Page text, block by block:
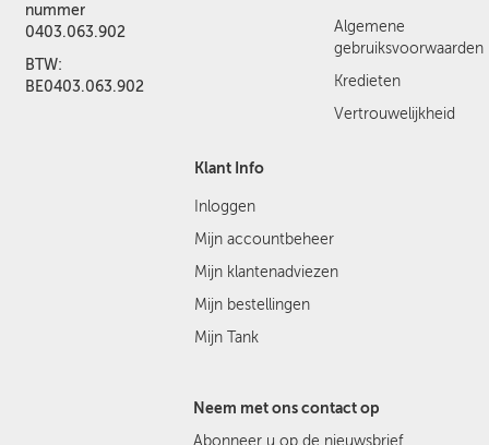
nummer
0403.063.902
BTW:
BE0403.063.902
Algemene
gebruiksvoorwaarden
Kredieten
Vertrouwelijkheid
Klant Info
Inloggen
Mijn accountbeheer
Mijn klantenadviezen
Mijn bestellingen
Mijn Tank
Neem met ons contact op
Abonneer u op de nieuwsbrief